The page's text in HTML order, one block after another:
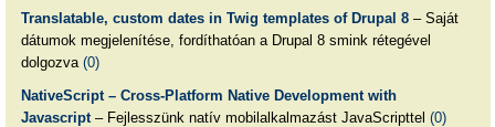
Translatable, custom dates in Twig templates of Drupal 8– Saját
dátumok megjelenítése, fordíthatóan a Drupal 8 smink rétegével
dolgozva (0)
NativeScript – Cross-Platform Native Development with
Javascript– Fejlesszünk natív mobilalkalmazást JavaScripttel (0)